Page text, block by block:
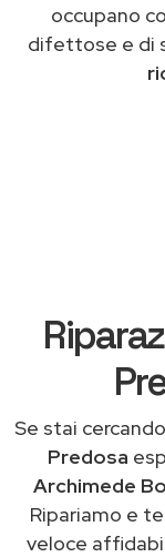
occupano
difettose e di
Se stai
Predosa
Archimede
Ripariamo e
veloce